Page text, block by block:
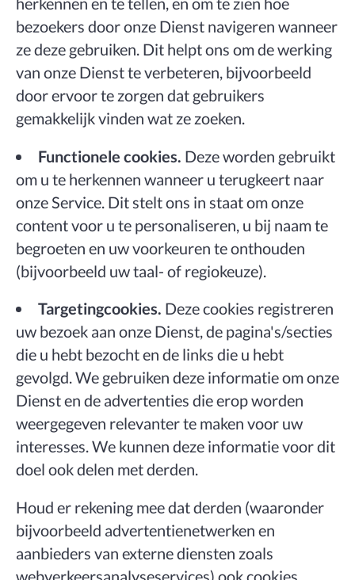
bezoekers door onze Dienst navigeren wanneer
ze deze gebruiken. Dit helpt ons om de werking
van onze Dienst te verbeteren, bijvoorbeeld
door ervoor te zorgen dat gebruikers
gemakkelijk vinden wat ze zoeken.
Functionele cookies. Deze worden gebruikt
om u te herkennen wanneer u terugkeert naar
onze Service. Dit stelt ons in staat om onze
content voor u te personaliseren, u bij naam te
begroeten en uw voorkeuren te onthouden
(bijvoorbeeld uw taal- of regiokeuze).
Targetingcookies. Deze cookies registreren
uw bezoek aan onze Dienst, de pagina's/secties
die u hebt bezocht en de links die u hebt
gevolgd. We gebruiken deze informatie om onze
Dienst en de advertenties die erop worden
weergegeven relevanter te maken voor uw
interesses. We kunnen deze informatie voor dit
doel ook delen met derden.
Houd er rekening mee dat derden (waaronder
bijvoorbeeld advertentienetwerken en
aanbieders van externe diensten zoals
webverkeersanalyseservices) ook cookies